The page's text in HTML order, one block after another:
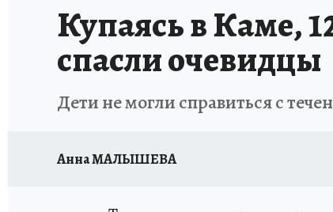
Купаясь в Каме,
спасли очевидцы
Дети не могли справиться с
Анна МАЛЫШЕВА